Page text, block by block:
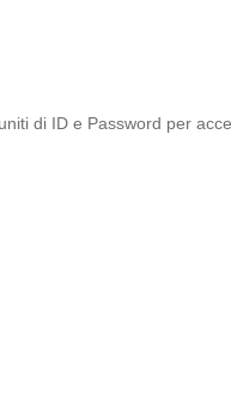
di ID e Password per